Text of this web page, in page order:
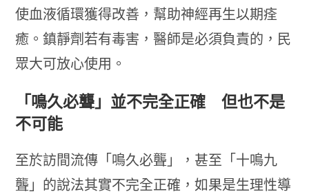
使血液循環獲得改善，幫助神經再生以期痊
癒。鎮靜劑若有毒害，醫師是必須負責的，民
眾大可放心使用。
「鳴久必聾」並不完全正確 但也不是
不可能
至於訪間流傳「鳴久必聾」，甚至「十鳴九
聾」的說法其實不完全正確，如果是生理性導